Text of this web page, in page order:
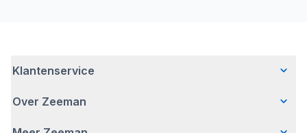
Klantenservice
Veelgestelde vragen
Over Zeeman